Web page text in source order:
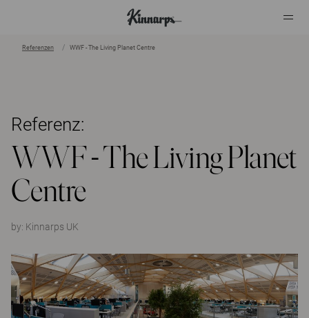
Referenzen WWF - The Living Planet Centre
Referenz:
WWF - The Living Planet
Centre
by: Kinnarps UK